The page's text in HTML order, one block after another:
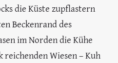
die Küste zupflastern
Beckenrand des
im Norden die Kühe
Wiesen – Kuh